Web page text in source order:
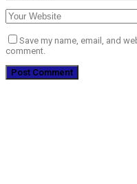
Save my name, email, and
comment.